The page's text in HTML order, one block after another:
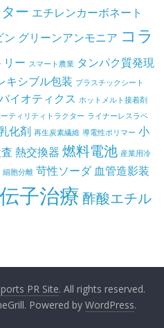
ー エチレンカーボネート
ン グリーンアンモニア コラ
リー スマート農業 タンパク質発現
キシブル包装 プラスチックシート
イオティクス ホットメルト接着剤
ーティリティトラクター ライナーレスラベ
化剤 再生炭素繊維 導電性ポリマー 小
熱交換器 燃料電池 産業用冷
細胞分離 苛性ソーダ 血管造影装
子治療 酢酸エチル
PR Site. All rights reserved.
Powered by WordPress.